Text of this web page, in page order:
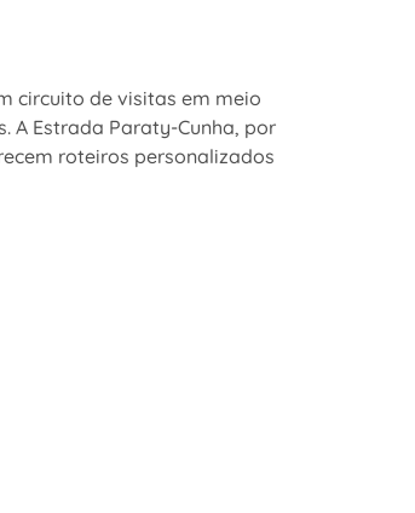
circuito de visitas em meio
A Estrada Paraty-Cunha, por
roteiros personalizados